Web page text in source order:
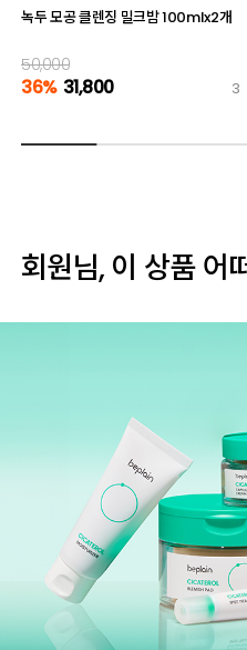
녹두 모공 클렌징 밀크밤 100mlx2개
50,000
36% 31,800 3
회원님, 이 상품 어